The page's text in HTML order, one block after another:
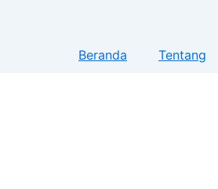
Beranda Tentang